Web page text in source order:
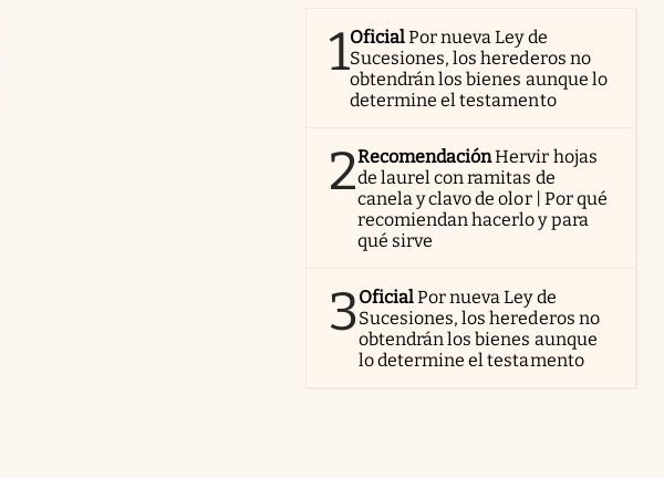
1OficialPor nueva Ley de
Sucesiones, los herederos no
obtendrán los bienes aunque lo
determine el testamento
2RecomendaciónHervir hojas
de laurel con ramitas de
canela y clavo de olor | Por qué
recomiendan hacerlo y para
qué sirve
3OficialPor nueva Ley de
Sucesiones, los herederos no
obtendrán los bienes aunque
lo determine el testamento